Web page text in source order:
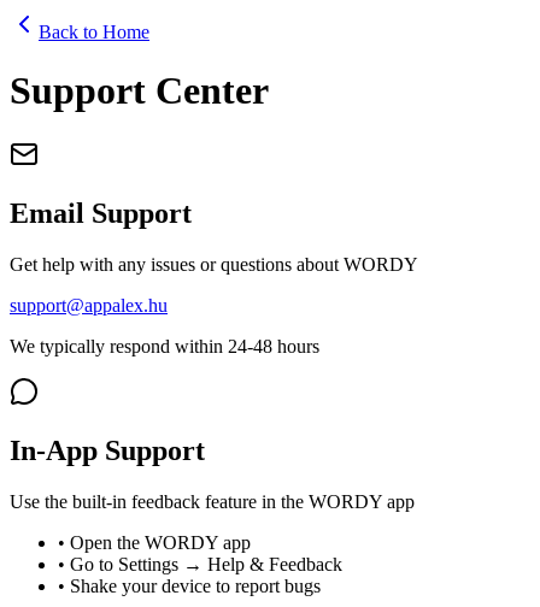
Back to Home
Support Center
Email Support
Get help with any issues or questions about WORDY
support@appalex.hu
We typically respond within 24-48 hours
In-App Support
Use the built-in feedback feature in the WORDY app
• Open the WORDY app
• Go to Settings → Help & Feedback
• Shake your device to report bugs